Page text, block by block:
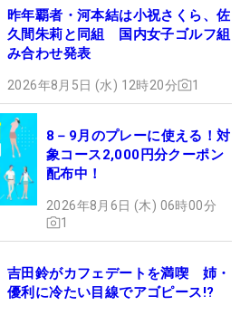
昨年覇者・河本結は小祝さくら、佐
久間朱莉と同組 国内女子ゴルフ組
み合わせ発表
2026年8月5日 (水) 12時20分 1
8－9月のプレーに使える！対
象コース2,000円分クーポン
配布中！
2026年8月6日 (木) 06時00分
1
吉田鈴がカフェデートを満喫 姉・
優利に冷たい目線でアゴピース!?